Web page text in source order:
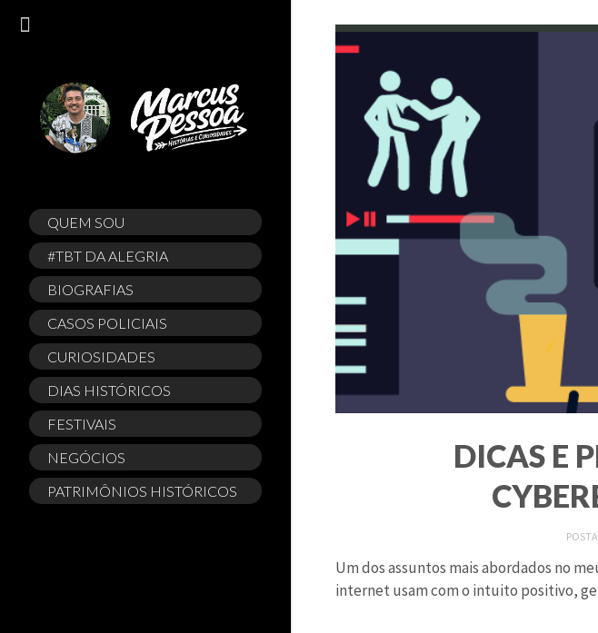
QUEM SOU
#TBT DA ALEGRIA
BIOGRAFIAS
CASOS POLICIAIS
CURIOSIDADES
DIAS HISTÓRICOS
FESTIVAIS
NEGÓCIOS
PATRIMÔNIOS HISTÓRICOS
DICAS E
Um dos assuntos mais abordados no
internet usam com o intuito positivo,